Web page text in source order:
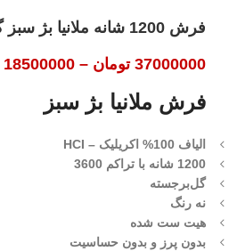
فرش 1200 شانه ملانیا بژ سبز گل‌برجسته
37000000 تومان –
18500000
فرش ملانیا بژ سبز
الیاف 100% اکریلیک – HCI
1200 شانه با تراکم 3600
گل‌برجسته
نه رنگ
هیت ست شده
بدون پرز و بدون حساسیت